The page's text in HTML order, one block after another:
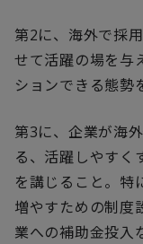
第2に、海外で採
せて活躍の場を与
ションできる態勢
第3に、企業が海
る、活躍しやすく
を講じること。特
増やすための制度
業への補助金投入